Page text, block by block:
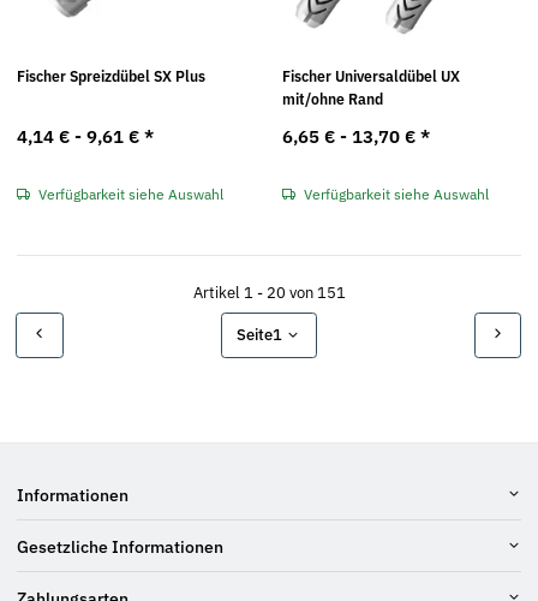
Fischer Spreizdübel SX Plus
4,14 € - 9,61 € *
Verfügbarkeit siehe Auswahl
Fischer Universaldübel UX
mit/ohne Rand
6,65 € - 13,70 € *
Verfügbarkeit siehe Auswahl
Artikel 1 - 20 von 151
Seite1
Informationen
Gesetzliche Informationen